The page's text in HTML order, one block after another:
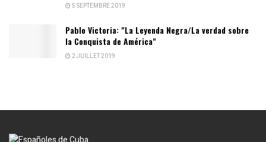
5 SEPTEMBRE 2019
Pablo Victoria: "La Leyenda Negra/La verdad sobre
la Conquista de América"
2 JUILLET 2019